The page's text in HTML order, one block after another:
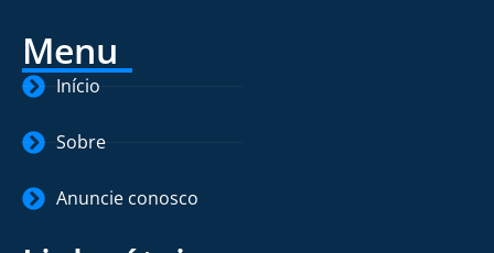
Menu
Início
Sobre
Anuncie conosco